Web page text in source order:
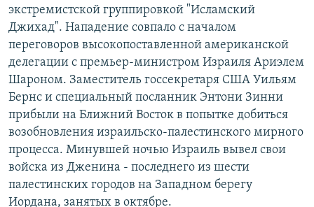
Все сайты РСЕ/РС
экстремистской группировкой "Исламский
Джихад". Нападение совпало с началом
переговоров высокопоставленной американской
делегации с премьер-министром Израиля Ариэлем
Шароном. Заместитель госсекретаря США Уильям
Бернс и специальный посланник Энтони Зинни
прибыли на Ближний Восток в попытке добиться
возобновления израильско-палестинского мирного
процесса. Минувшей ночью Израиль вывел свои
войска из Дженина - последнего из шести
палестинских городов на Западном берегу
Иордана, занятых в октябре.